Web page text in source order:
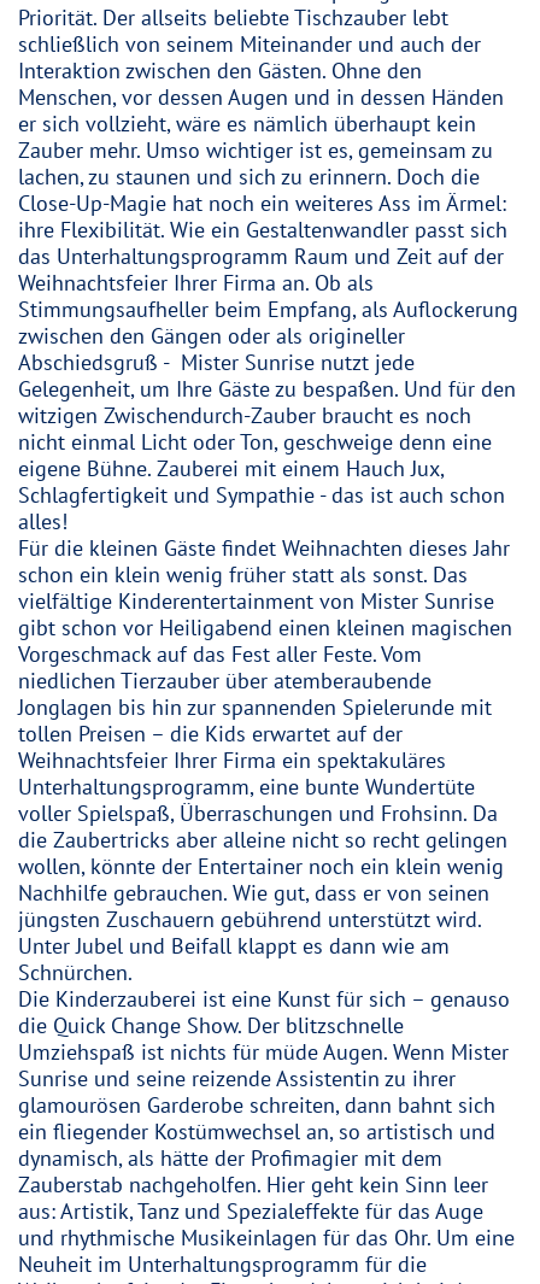
Priorität. Der allseits beliebte Tischzauber lebt
schließlich von seinem Miteinander und auch der
Interaktion zwischen den Gästen. Ohne den
Menschen, vor dessen Augen und in dessen Händen
er sich vollzieht, wäre es nämlich überhaupt kein
Zauber mehr. Umso wichtiger ist es, gemeinsam zu
lachen, zu staunen und sich zu erinnern. Doch die
Close-Up-Magie hat noch ein weiteres Ass im Ärmel:
ihre Flexibilität. Wie ein Gestaltenwandler passt sich
das Unterhaltungsprogramm Raum und Zeit auf der
Weihnachtsfeier Ihrer Firma an. Ob als
Stimmungsaufheller beim Empfang, als Auflockerung
zwischen den Gängen oder als origineller
Abschiedsgruß - Mister Sunrise nutzt jede
Gelegenheit, um Ihre Gäste zu bespaßen. Und für den
witzigen Zwischendurch-Zauber braucht es noch
nicht einmal Licht oder Ton, geschweige denn eine
eigene Bühne. Zauberei mit einem Hauch Jux,
Schlagfertigkeit und Sympathie - das ist auch schon
alles!
Für die kleinen Gäste findet Weihnachten dieses Jahr
schon ein klein wenig früher statt als sonst. Das
vielfältige Kinderentertainment von Mister Sunrise
gibt schon vor Heiligabend einen kleinen magischen
Vorgeschmack auf das Fest aller Feste. Vom
niedlichen Tierzauber über atemberaubende
Jonglagen bis hin zur spannenden Spielerunde mit
tollen Preisen – die Kids erwartet auf der
Weihnachtsfeier Ihrer Firma ein spektakuläres
Unterhaltungsprogramm, eine bunte Wundertüte
voller Spielspaß, Überraschungen und Frohsinn. Da
die Zaubertricks aber alleine nicht so recht gelingen
wollen, könnte der Entertainer noch ein klein wenig
Nachhilfe gebrauchen. Wie gut, dass er von seinen
jüngsten Zuschauern gebührend unterstützt wird.
Unter Jubel und Beifall klappt es dann wie am
Schnürchen.
Die Kinderzauberei ist eine Kunst für sich – genauso
die Quick Change Show. Der blitzschnelle
Umziehspaß ist nichts für müde Augen. Wenn Mister
Sunrise und seine reizende Assistentin zu ihrer
glamourösen Garderobe schreiten, dann bahnt sich
ein fliegender Kostümwechsel an, so artistisch und
dynamisch, als hätte der Profimagier mit dem
Zauberstab nachgeholfen. Hier geht kein Sinn leer
aus: Artistik, Tanz und Spezialeffekte für das Auge
und rhythmische Musikeinlagen für das Ohr. Um eine
Neuheit im Unterhaltungsprogramm für die